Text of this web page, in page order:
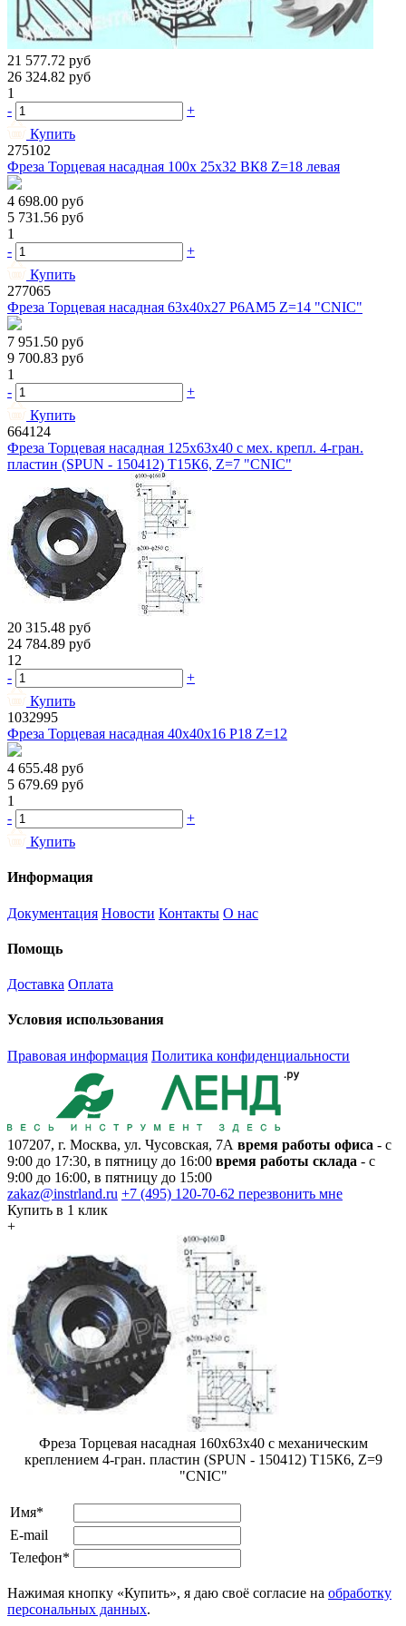
21 577.72 руб
26 324.82 руб
1
-
+
Купить
275102
Фреза Торцевая насадная 100х 25х32 ВК8 Z=18 левая
4 698.00 руб
5 731.56 руб
1
-
+
Купить
277065
Фреза Торцевая насадная 63х40х27 Р6АМ5 Z=14 "CNIC"
7 951.50 руб
9 700.83 руб
1
-
+
Купить
664124
Фреза Торцевая насадная 125х63х40 с мех. крепл. 4-гран.
пластин (SPUN - 150412) Т15К6, Z=7 "CNIC"
20 315.48 руб
24 784.89 руб
12
-
+
Купить
1032995
Фреза Торцевая насадная 40х40х16 Р18 Z=12
4 655.48 руб
5 679.69 руб
1
-
+
Купить
Информация
Документация Новости Контакты О нас
Помощь
Доставка Оплата
Условия использования
Правовая информация Политика конфиденциальности
107207, г. Москва, ул. Чусовская, 7А время работы офиса - с
9:00 до 17:30, в пятницу до 16:00 время работы склада - с
9:00 до 16:00, в пятницу до 15:00
zakaz@instrland.ru +7 (495) 120-70-62 перезвонить мне
Купить в 1 клик
+
Фреза Торцевая насадная 160х63х40 с механическим
креплением 4-гран. пластин (SPUN - 150412) Т15К6, Z=9
"CNIC"
Имя*
E-mail
Телефон*
Нажимая кнопку «Купить», я даю своё согласие на обработку
персональных данных.